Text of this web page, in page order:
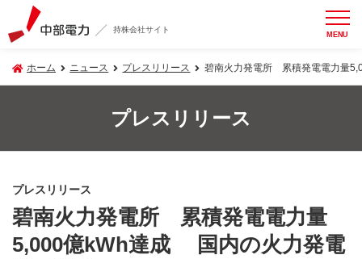
持株会社サイト MENU
ホーム ニュース プレスリリース 碧南火力発電所 累積発電電力量
プレスリリース
プレスリリース
碧南火力発電所 累積発電電力量
5,000億kWh達成 国内の火力発電